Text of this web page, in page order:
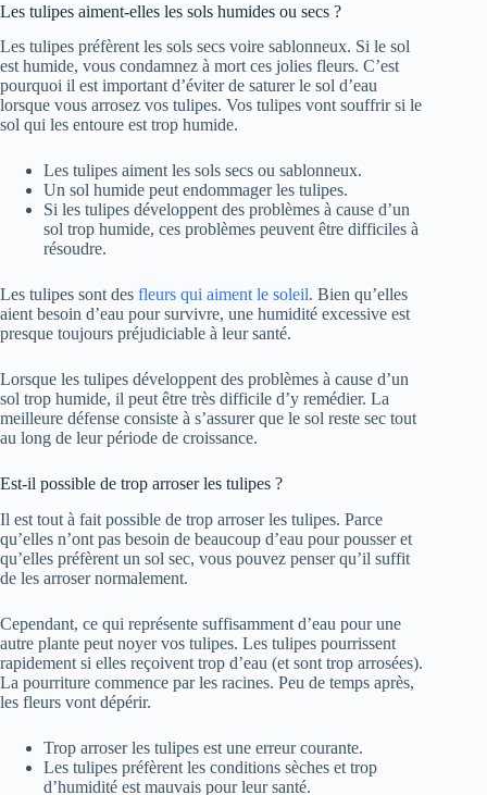
Les tulipes aiment-elles les sols humides ou secs ?
Les tulipes préfèrent les sols secs voire sablonneux. Si le sol
est humide, vous condamnez à mort ces jolies fleurs. C’est
pourquoi il est important d’éviter de saturer le sol d’eau
lorsque vous arrosez vos tulipes. Vos tulipes vont souffrir si le
sol qui les entoure est trop humide.
Les tulipes aiment les sols secs ou sablonneux.
Un sol humide peut endommager les tulipes.
Si les tulipes développent des problèmes à cause d’un
sol trop humide, ces problèmes peuvent être difficiles à
résoudre.
Les tulipes sont des fleurs qui aiment le soleil. Bien qu’elles
aient besoin d’eau pour survivre, une humidité excessive est
presque toujours préjudiciable à leur santé.
Lorsque les tulipes développent des problèmes à cause d’un
sol trop humide, il peut être très difficile d’y remédier. La
meilleure défense consiste à s’assurer que le sol reste sec tout
au long de leur période de croissance.
Est-il possible de trop arroser les tulipes ?
Il est tout à fait possible de trop arroser les tulipes. Parce
qu’elles n’ont pas besoin de beaucoup d’eau pour pousser et
qu’elles préfèrent un sol sec, vous pouvez penser qu’il suffit
de les arroser normalement.
Cependant, ce qui représente suffisamment d’eau pour une
autre plante peut noyer vos tulipes. Les tulipes pourrissent
rapidement si elles reçoivent trop d’eau (et sont trop arrosées).
La pourriture commence par les racines. Peu de temps après,
les fleurs vont dépérir.
Trop arroser les tulipes est une erreur courante.
Les tulipes préfèrent les conditions sèches et trop
d’humidité est mauvais pour leur santé.